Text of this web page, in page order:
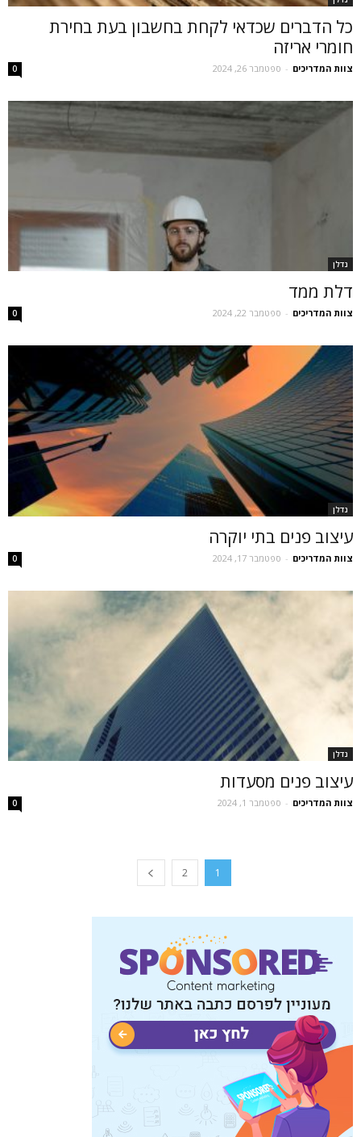
כל הדברים שכדאי לקחת בחשבון בעת בחירת
חומרי אריזה
צוות המדריכים - ספטמבר 26, 2024 0
נדלן
דלת ממד
צוות המדריכים - ספטמבר 22, 2024 0
נדלן
עיצוב פנים בתי יוקרה
צוות המדריכים - ספטמבר 17, 2024 0
נדלן
עיצוב פנים מסעדות
צוות המדריכים - ספטמבר 1, 2024 0
1
2